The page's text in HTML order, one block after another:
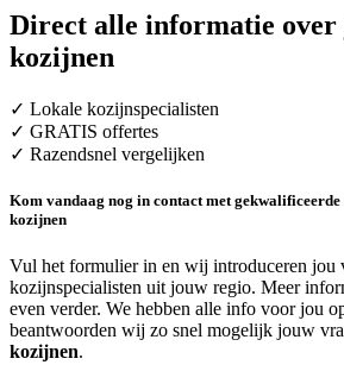
Direct alle informatie over
kozijnen
✓ Lokale kozijnspecialisten
✓ GRATIS offertes
✓ Razendsnel vergelijken
Kom vandaag nog in contact met
kozijnen
Vul het formulier in en wij introduceren jou
kozijnspecialisten uit jouw regio. Meer
even verder. We hebben alle info voor jou
beantwoorden wij zo snel mogelijk jouw
kozijnen.